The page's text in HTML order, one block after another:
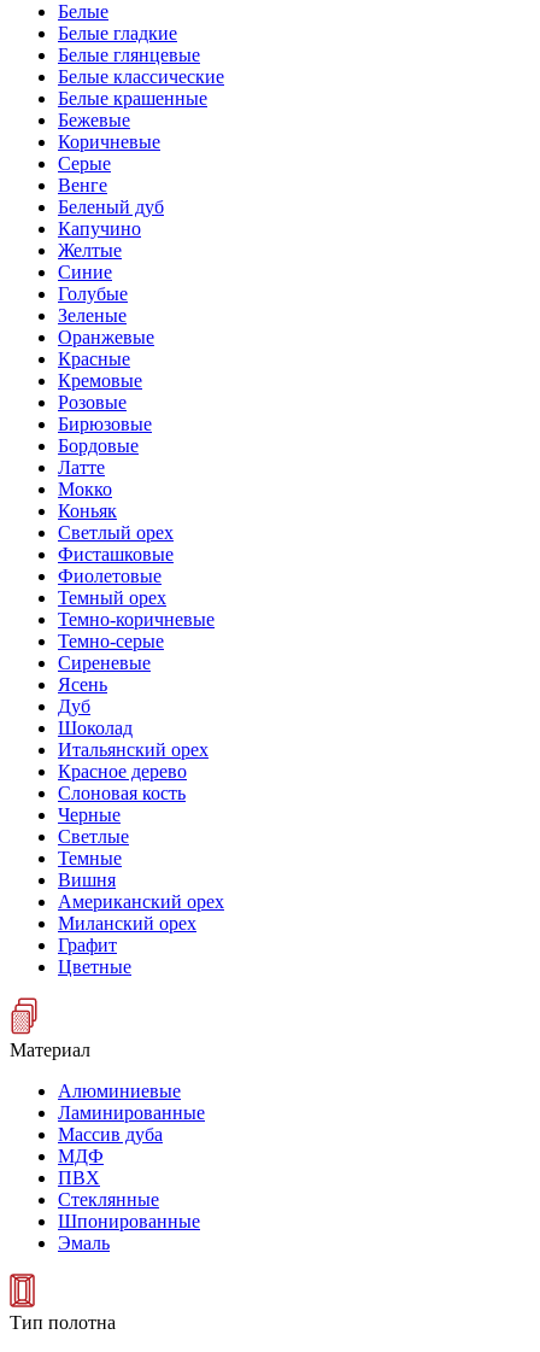
Белые
Белые гладкие
Белые глянцевые
Белые классические
Белые крашенные
Бежевые
Коричневые
Серые
Венге
Беленый дуб
Капучино
Желтые
Синие
Голубые
Зеленые
Оранжевые
Красные
Кремовые
Розовые
Бирюзовые
Бордовые
Латте
Мокко
Коньяк
Светлый орех
Фисташковые
Фиолетовые
Темный орех
Темно-коричневые
Темно-серые
Сиреневые
Ясень
Дуб
Шоколад
Итальянский орех
Красное дерево
Слоновая кость
Черные
Светлые
Темные
Вишня
Американский орех
Миланский орех
Графит
Цветные
Материал
Алюминиевые
Ламинированные
Массив дуба
МДФ
ПВХ
Стеклянные
Шпонированные
Эмаль
Тип полотна